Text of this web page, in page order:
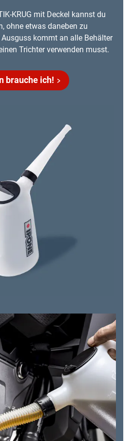
KRUG mit Deckel kannst du
ohne etwas daneben zu
kommt an alle Behälter
Trichter verwenden musst.
brauche ich!